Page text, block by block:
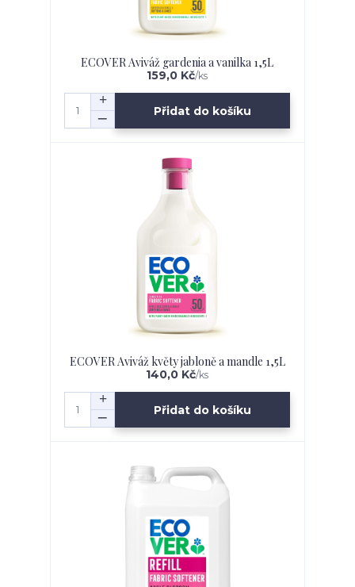
ECOVER Aviváž gardenia a vanilka 1,5L
159,0 Kč/ks
Přidat do košíku
ECOVER Aviváž květy jabloně a mandle 1,5L
140,0 Kč/ks
Přidat do košíku